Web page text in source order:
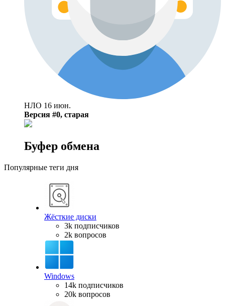
НЛО 16 июн.
Версия #0, старая
Буфер обмена
Популярные теги дня
Жёсткие диски
3k подписчиков
2k вопросов
Windows
14k подписчиков
20k вопросов